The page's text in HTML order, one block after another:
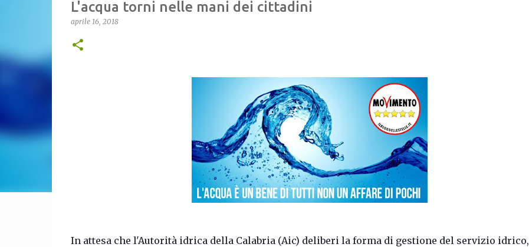
L'acqua torni nelle mani dei cittadini
aprile 16, 2018
In attesa che l'Autorità idrica della Calabria (Aic) deliberi la forma di gestione del servizio idrico,